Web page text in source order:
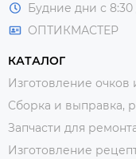
Будние дни с
ОПТИКМАСТЕР
КАТАЛОГ
Изготовление очков
Сборка и выправка,
Запчасти для
Изготовление